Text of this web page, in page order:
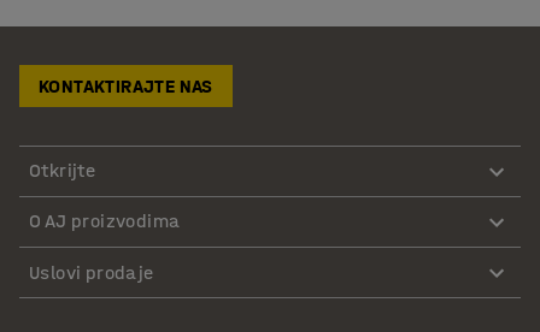
KONTAKTIRAJTE NAS
Otkrijte
O AJ proizvodima
Uslovi prodaje